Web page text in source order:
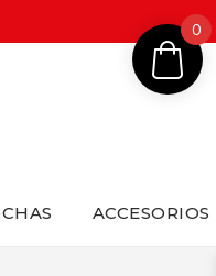
ACCESORIOS
0